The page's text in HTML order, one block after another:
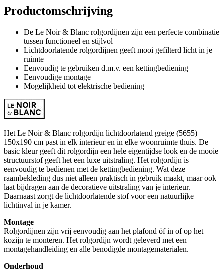
Productomschrijving
De Le Noir & Blanc rolgordijnen zijn een perfecte combinatie
tussen functioneel en stijlvol
Lichtdoorlatende rolgordijnen geeft mooi gefilterd licht in je
ruimte
Eenvoudig te gebruiken d.m.v. een kettingbediening
Eenvoudige montage
Mogelijkheid tot elektrische bediening
Het Le Noir & Blanc rolgordijn lichtdoorlatend greige (5655)
150x190 cm past in elk interieur en in elke woonruimte thuis. De
basic kleur geeft dit rolgordijn een hele eigentijdse look en de mooie
structuurstof geeft het een luxe uitstraling. Het rolgordijn is
eenvoudig te bedienen met de kettingbediening. Wat deze
raambekleding dus niet alleen praktisch in gebruik maakt, maar ook
laat bijdragen aan de decoratieve uitstraling van je interieur.
Daarnaast zorgt de lichtdoorlatende stof voor een natuurlijke
lichtinval in je kamer.
Montage
Rolgordijnen zijn vrij eenvoudig aan het plafond óf in of op het
kozijn te monteren. Het rolgordijn wordt geleverd met een
montagehandleiding en alle benodigde montagematerialen.
Onderhoud